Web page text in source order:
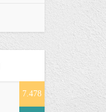
7.478